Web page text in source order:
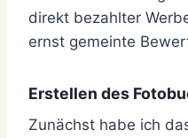
direkt bezahlter
ernst gemeinte
Erstellen des
Zunächst habe ich